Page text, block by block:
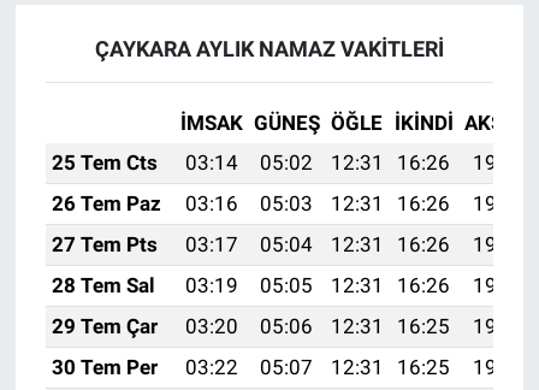
ÇAYKARA AYLIK NAMAZ VAKITLERI
İMSAK GÜNEŞ ÖĞLE İKINDI AKŞAM
25 Tem Cts
03:14 05:02 12:31 16:26
19:49
26 Tem Paz
03:16 05:03 12:31 16:26
19:49
27 Tem Pts
03:17 05:04 12:31 16:26
19:48
28 Tem Sal
03:19 05:05 12:31 16:26
19:47
29 Tem Çar
03:20 05:06 12:31 16:25
19:46
30 Tem Per
03:22 05:07 12:31 16:25
19:45